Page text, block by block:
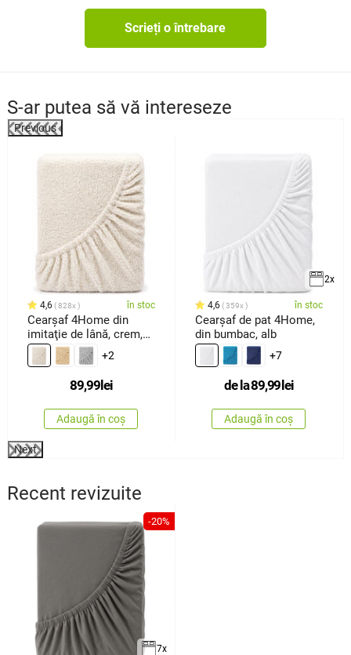
Scrieți o întrebare
S-ar putea să vă intereseze
Previous
4,6 828x în stoc
Cearşaf 4Home din
imitaţie de lână, crem,
90 x 200 cm
+2
89,99lei
Adaugă în coș
2x
4,6 359x în stoc
Cearșaf de pat 4Home,
din bumbac, alb
+7
de la89,99lei
Adaugă în coș
Next
Recent revizuite
-20%
7x